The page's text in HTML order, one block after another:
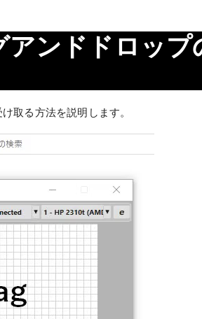
アンドドロップ
取る方法を説明します。